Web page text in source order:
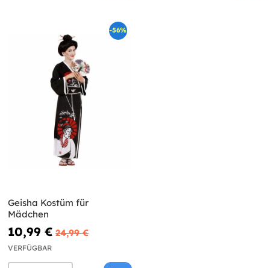
-56%
Geisha Kostüm für
Mädchen
10,99 € 24,99 €
VERFÜGBAR